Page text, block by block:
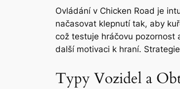
Ovládání v Chicken Road je
načasovat klepnutí tak, aby
což testuje hráčovu pozornost
další motivaci k hraní.
Typy Vozidel a